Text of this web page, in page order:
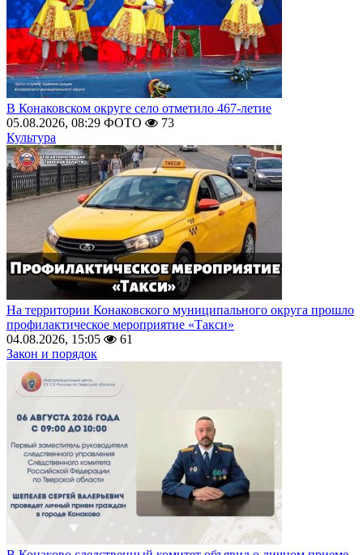
В Конаковском округе село отметило 467-летие
05.08.2026, 08:29 ФОТО
73
Культура
На территории Конаковского муниципального округа прошло
профилактическое мероприятие «Такси»
04.08.2026, 15:05
61
Закон и порядок